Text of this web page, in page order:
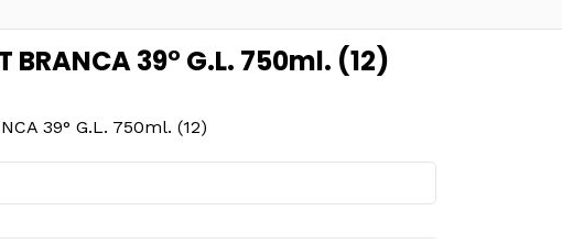
BRANCA 39° G.L. 750ml. (12)
39° G.L. 750ml. (12)